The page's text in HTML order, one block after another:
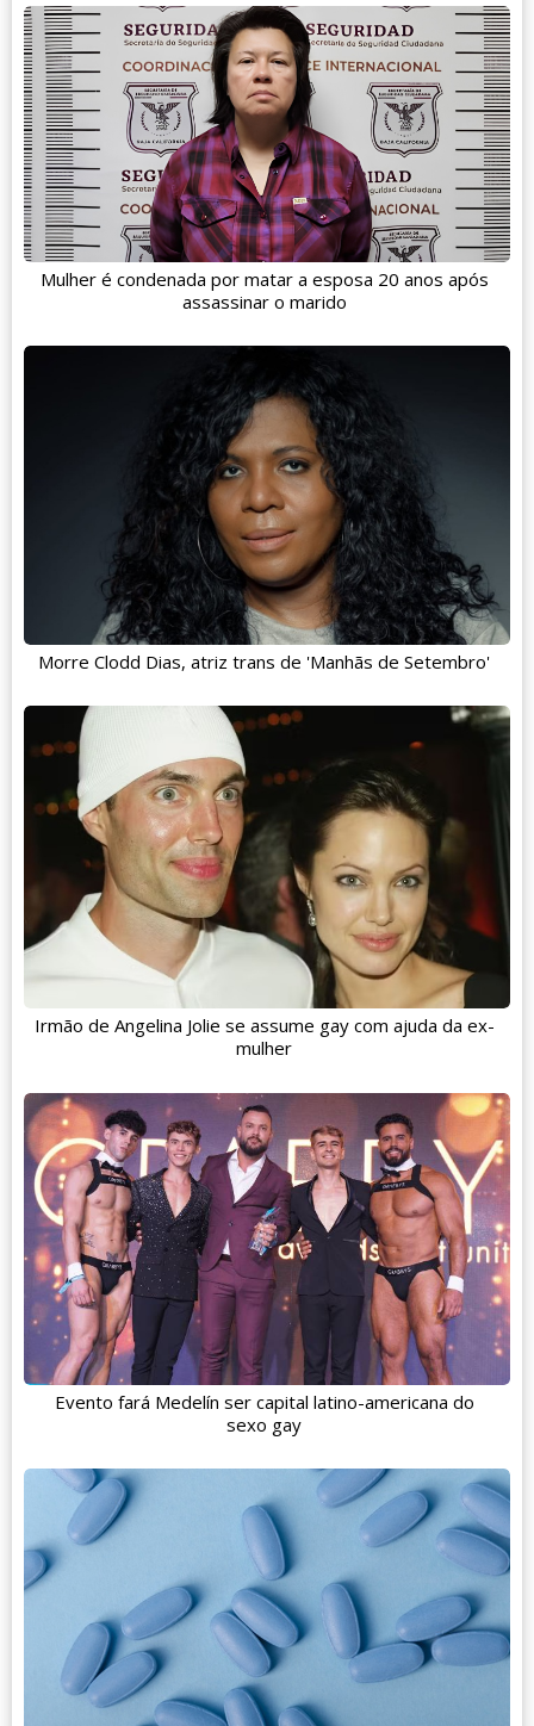
Mulher é condenada por matar a esposa 20 anos após
assassinar o marido
Morre Clodd Dias, atriz trans de 'Manhãs de Setembro'
Irmão de Angelina Jolie se assume gay com ajuda da ex-
mulher
Evento fará Medelín ser capital latino-americana do
sexo gay